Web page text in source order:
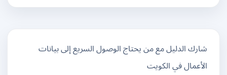
شارك الدليل مع من يحتاج الوصول السريع إلى بيانات
الأعمال في الكويت